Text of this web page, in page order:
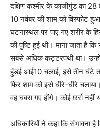
दक्षिण कश्मीर के काजीगुंड का 28
10 नवंबर की शाम को विस्फोट
घटनास्थल पर पाए गए शरीर के
की पुष्टि हुई थी। माना जाता है
सबसे अधिक कट्टरपंथी था।
हुंडई आई10 चलाई, इसे तीन घंटे
फिर शाम को इसे धीरे-धीरे
वह घबरा गए होंगे। कोई छर्रा नहीं
अधिकारियों ने कहा कि संभावना